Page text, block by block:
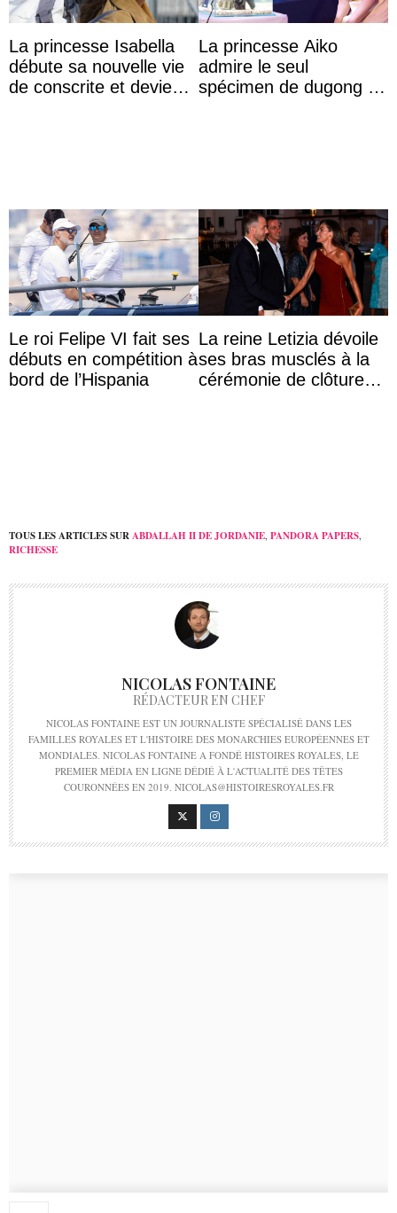
La princesse Isabella
débute sa nouvelle vie
de conscrite et devient
La princesse Aiko
admire le seul
spécimen de dugong en
Le roi Felipe VI fait ses
débuts en compétition à
bord de l’Hispania
La reine Letizia dévoile
ses bras musclés à la
cérémonie de clôture
TOUS LES ARTICLES SURABDALLAH II DE JORDANIE PANDORA PAPERS
RICHESSE
NICOLAS FONTAINE
RÉDACTEUR EN CHEF
NICOLAS FONTAINE EST UN JOURNALISTE SPÉCIALISÉ DANS LES
FAMILLES ROYALES ET L'HISTOIRE DES MONARCHIES EUROPÉENNES ET
MONDIALES. NICOLAS FONTAINE A FONDÉ HISTOIRES ROYALES, LE
PREMIER MÉDIA EN LIGNE DÉDIÉ À L'ACTUALITÉ DES TÊTES
COURONNÉES EN 2019. NICOLAS@HISTOIRESROYALES.FR